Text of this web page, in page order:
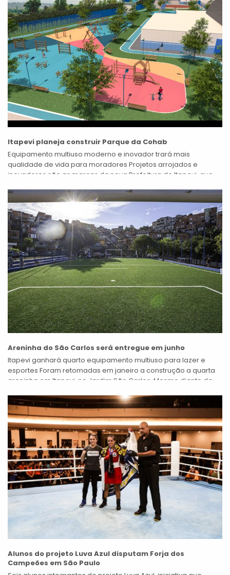
Itapevi planeja construir Parque da Cohab
Equipamento multiuso moderno e inovador trará mais
qualidade de vida para moradores Projetos arrojados e
inovadores são as marcas da nova Prefeitura de Itapevi, que
Areninha do São Carlos será entregue em junho
Itapevi ganhará quarto equipamento multiuso para lazer e
esportes Foram retomadas em janeiro a construção a quarta
areninha em Itapevi, no Jardim São Carlos. Mesmo diante da
Alunos do projeto Luva Azul disputam Forja dos
Campeões em São Paulo